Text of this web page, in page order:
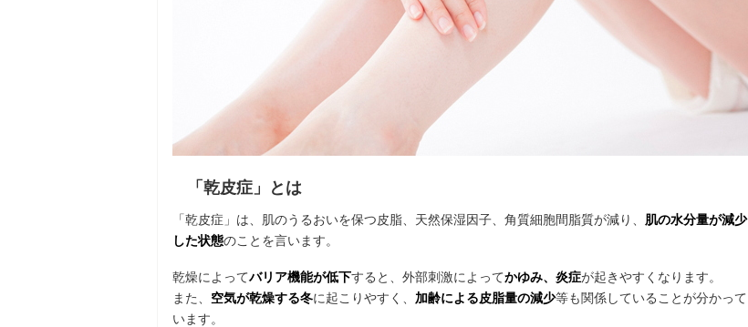
「乾皮症」とは
「乾皮症」は、肌のうるおいを保つ皮脂、天然保湿因子、角質細胞間脂質が減り、 肌の水分量が減少
した状態のことを言います。
乾燥によってバリア機能が低下すると、外部刺激によってかゆみ、炎症が起きやすくなります。
また、 空気が乾燥する冬に起こりやすく、 加齢による皮脂量の減少等も関係していることが分かって
います。